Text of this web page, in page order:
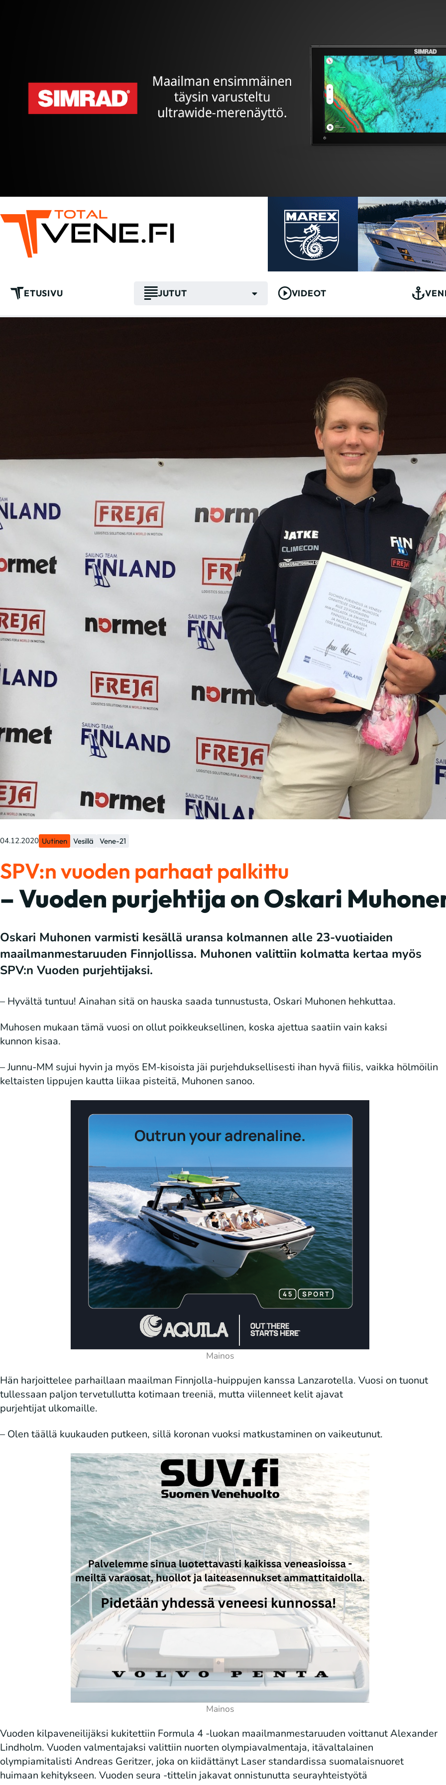
ETUSIVU JUTUT VIDEOT
04.12.2020 Uutinen Vesillä Vene-21
SPV:n vuoden parhaat palkittu
– Vuoden purjehtija on Oskari
Oskari Muhonen varmisti kesällä uransa kolmannen alle 23-vuotiaiden
maailmanmestaruuden Finnjollissa. Muhonen valittiin kolmatta kertaa myös
SPV:n Vuoden purjehtijaksi.
– Hyvältä tuntuu! Ainahan sitä on hauska saada tunnustusta, Oskari Muhonen hehkuttaa.
Muhosen mukaan tämä vuosi on ollut poikkeuksellinen, koska ajettua saatiin vain kaksi
kunnon kisaa.
– Junnu-MM sujui hyvin ja myös EM-kisoista jäi purjehduksellisesti ihan hyvä fiilis, vaikka hölmöilin
keltaisten lippujen kautta liikaa pisteitä, Muhonen sanoo.
Hän harjoittelee parhaillaan maailman Finnjolla-huippujen kanssa Lanzarotella. Vuosi on tuonut
tullessaan paljon tervetullutta kotimaan treeniä, mutta viilenneet kelit ajavat
purjehtijat ulkomaille.
– Olen täällä kuukauden putkeen, sillä koronan vuoksi matkustaminen on vaikeutunut.
Vuoden kilpaveneilijäksi kukitettiin Formula 4 -luokan maailmanmestaruuden voittanut Alexander
Lindholm. Vuoden valmentajaksi valittiin nuorten olympiavalmentaja, itävaltalainen
olympiamitalisti Andreas Geritzer, joka on kiidättänyt Laser standardissa suomalaisnuoret
huimaan kehitykseen. Vuoden seura -tittelin jakavat onnistunutta seurayhteistyötä